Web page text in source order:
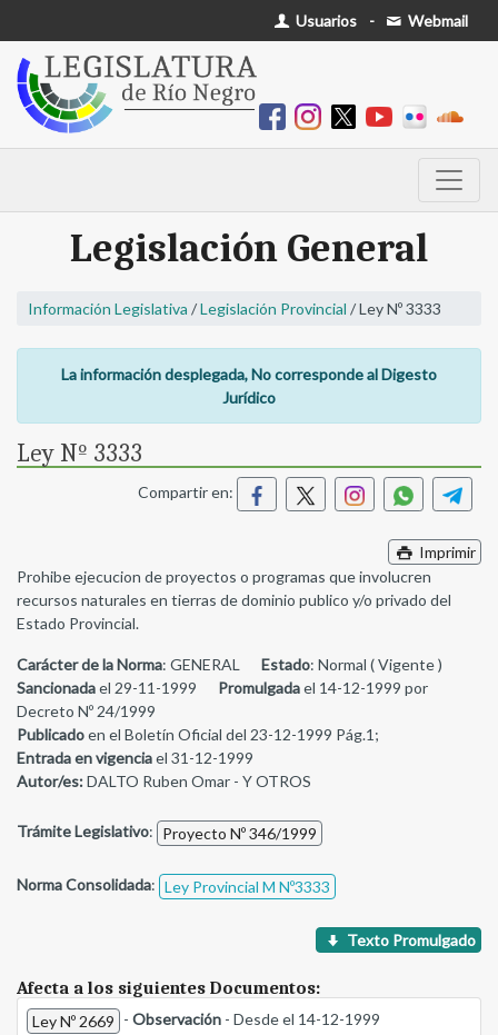
Usuarios - Webmail
Legislación General
Información Legislativa /Legislación Provincial / Ley Nº 3333
La información desplegada, No corresponde al Digesto
Jurídico
Ley Nº 3333
Compartir en:
Imprimir
Prohibe ejecucion de proyectos o programas que involucren
recursos naturales en tierras de dominio publico y/o privado del
Estado Provincial.
Carácter de la Norma: GENERAL Estado: Normal ( Vigente )
Sancionadael 29-11-1999 Promulgadael 14-12-1999 por
Decreto Nº 24/1999
Publicadoen el Boletín Oficial del 23-12-1999 Pág.1;
Entrada en vigenciael 31-12-1999
Autor/es:DALTO Ruben Omar - Y OTROS
Trámite Legislativo: Proyecto Nº 346/1999
Norma Consolidada: Ley Provincial M Nº3333
Texto Promulgado
Afecta a los siguientes Documentos:
Ley Nº 2669 - Observación - Desde el 14-12-1999